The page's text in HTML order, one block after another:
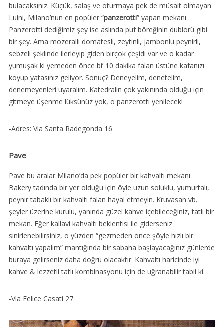
bulacaksınız. Küçük, salaş ve oturmaya pek de müsait olmayan
Luini, Milano’nun en popüler “panzerotti” yapan mekanı.
Panzerotti dediğimiz şey ise aslında puf böreğinin dublörü gibi
bir şey. Ama mozerallı domatesli, zeytinli, jambonlu peynirli,
sebzeli şeklinde ilerleyip giden birçok çeşidi var ve o kadar
yumuşak ki yemeden önce bi’ 10 dakika falan üstüne kafanızı
koyup yatasınız geliyor. Sonuç? Deneyelim, denetelim,
denemeyenleri uyaralım. Katedralin çok yakınında olduğu için
gitmeye üşenme lüksünüz yok, o panzerotti yenilecek!
-Adres: Via Santa Radegonda 16
Pave
Pave bu aralar Milano’da pek popüler bir kahvaltı mekanı.
Bakery tadında bir yer olduğu için öyle uzun soluklu, yumurtalı,
peynir tabaklı bir kahvaltı falan hayal etmeyin. Kruvasan vb.
şeyler üzerine kurulu, yanında güzel kahve içebileceğiniz, tatlı bir
mekan. Eğer kallavi kahvaltı beklentisi ile giderseniz
sinirlenebilirsiniz, o yüzden “gezmeden önce şöyle hızlı bir
kahvaltı yapalım” mantığında bir sabaha başlayacağınız günlerde
buraya gelirseniz daha doğru olacaktır. Kahvaltı haricinde iyi
kahve & lezzetli tatlı kombinasyonu için de uğranabilir tabii ki.
-Via Felice Casati 27